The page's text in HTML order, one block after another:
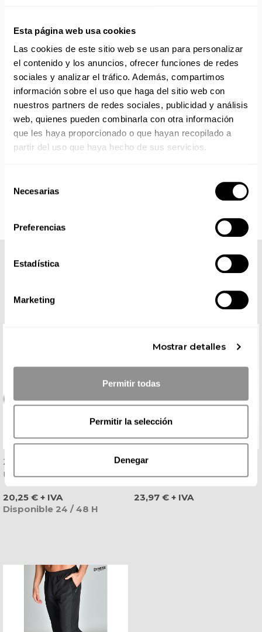
Esta página web usa cookies
Las cookies de este sitio web se usan para personalizar
el contenido y los anuncios, ofrecer funciones de redes
sociales y analizar el tráfico. Además, compartimos
información sobre el uso que haga del sitio web con
nuestros partners de redes sociales, publicidad y análisis
web, quienes pueden combinarla con otra información
que les haya proporcionado o que hayan recopilado a
partir del uso que haya hecho de sus servicios.
Necesarias
Preferencias
Estadística
Marketing
Mostrar detalles
Permitir todas
Permitir la selección
Denegar
ENVÍOS EN AGOSTO
Reanudamos envíos el día 24 de agosto para productos
con disponibilidad 24/48 horas.
Si adquieres productos con distinto plazo de entrega, el
pedido se envía cuando está completo.
Los productos sin disponibilidad 24 horas serán servidos a
partir de la fecha indicada en cada producto según fábrica.
IMPORTANTE PERSONALIZACIONES: EL taller de
partir de septiembre.
COMPLETA TU LOOK
Zueco Eva Negro
Ultraligero Antibacteriano -
Dian
Precio
20,25 € + IVA
Disponible 24 / 48 H
Pantalón Laboral De
Microfibra Negro - Dyneke
Precio
23,97 € + IVA